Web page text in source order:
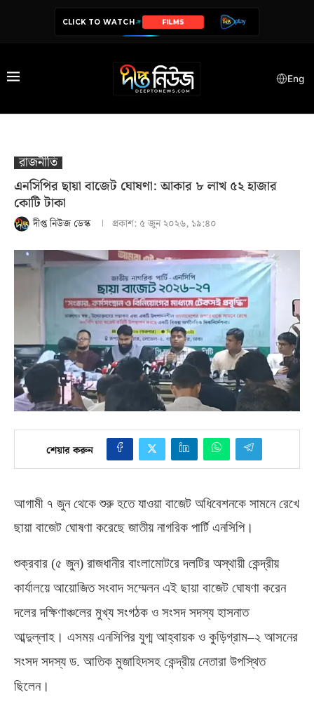
CLICK TO WATCH SERIES
Eng
রাজনীতি
এনসিপির ছায়া বাজেট ঘোষণা: আকার ৮ লাখ ৫২ হাজার
কোটি টাকা
দীপ্ত নিউজ ডেস্ক প্রকাশ: ৫ জুন ২০২৬, ১৯:৪০
শেয়ার করুন
আগামী ৭ জুন থেকে শুরু হতে যাওয়া বাজেট অধিবেশনকে সামনে রেখে
ছায়া বাজেট ঘোষণা করেছে জাতীয় নাগরিক পার্টি এনসিপি।
শুক্রবার (৫ জুন) রাজধানীর বাংলামোটরে দলটির অস্থায়ী কেন্দ্রীয়
কার্যালয়ে আয়োজিত সংবাদ সম্মেলন এই ছায়া বাজেট ঘোষণা করেন
দলের দক্ষিণাঞ্চলের মুখ্য সংগঠক ও সংসদ সদস্য হাসনাত
আব্দুল্লাহ। এসময় এনসিপির যুগ্ম আহ্বায়ক ও কুড়িগ্রাম–২ আসনের
সংসদ সদস্য ড. আতিক মুজাহিদসহ কেন্দ্রীয় নেতারা উপস্থিত
ছিলেন।